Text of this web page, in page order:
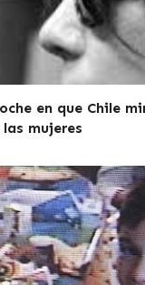
en que Chile
mujeres